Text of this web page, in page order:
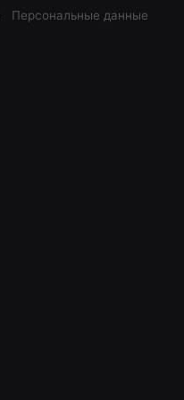
Персональные данные